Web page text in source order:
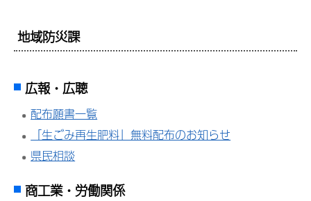
地域防災課
広報・広聴
配布願書一覧
「生ごみ再生肥料」無料配布のお知らせ
県民相談
商工業・労働関係